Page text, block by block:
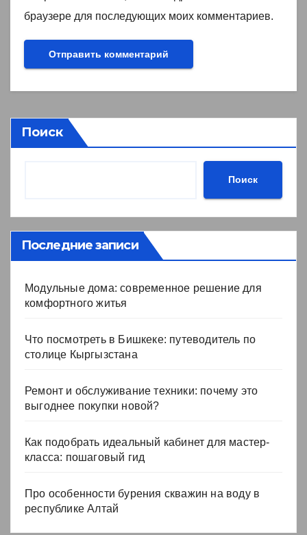
браузере для последующих моих комментариев.
Поиск
Поиск
Последние записи
Модульные дома: современное решение для
комфортного житья
Что посмотреть в Бишкеке: путеводитель по
столице Кыргызстана
Ремонт и обслуживание техники: почему это
выгоднее покупки новой?
Как подобрать идеальный кабинет для мастер-
класса: пошаговый гид
Про особенности бурения скважин на воду в
республике Алтай